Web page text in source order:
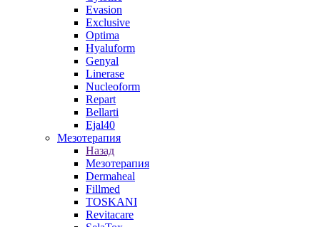
Evasion
Exclusive
Optima
Hyaluform
Genyal
Linerase
Nucleoform
Repart
Bellarti
Ejal40
Мезотерапия
Назад
Мезотерапия
Dermaheal
Fillmed
TOSKANI
Revitacare